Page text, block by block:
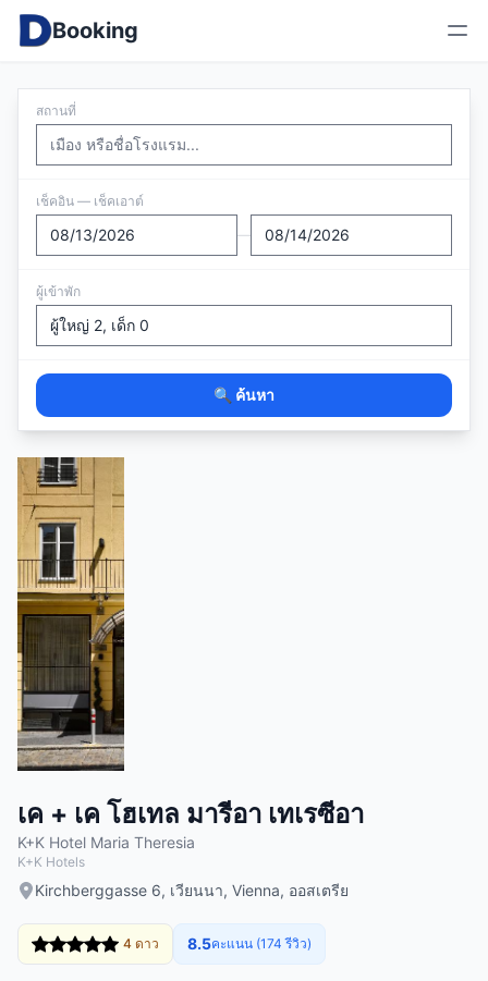
Booking
สถานที่
เช็คอิน — เช็คเอาต์
—
ผู้เข้าพัก
🔍 ค้นหา
เค + เค โฮเทล มารีอา เทเรซีอา
K+K Hotel Maria Theresia
K+K Hotels
Kirchberggasse 6, เวียนนา, Vienna, ออสเตรีย
4 ดาว 8.5คะแนน (174 รีวิว)